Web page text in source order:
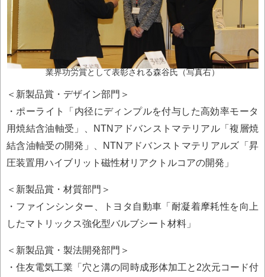
業界功労賞として表彰される森谷氏（写真右）
＜新製品賞・デザイン部門＞
・ポーライト「内径にディンプルを付与した高効率モータ
用焼結含油軸受」、NTNアドバンストマテリアル「複層焼
結含油軸受の開発」、NTNアドバンストマテリアルズ「昇
圧装置用ハイブリット磁性材リアクトルコアの開発」
＜新製品賞・材質部門＞
・ファインシンター、トヨタ自動車「耐凝着摩耗性を向上
したマトリックス強化型バルブシート材料」
＜新製品賞・製法開発部門＞
・住友電気工業「穴と溝の同時成形体加工と2次元コード付